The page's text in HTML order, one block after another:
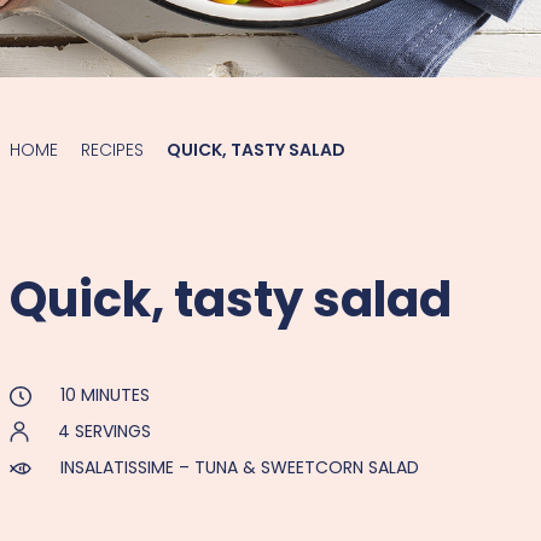
HOME RECIPES QUICK, TASTY SALAD
Quick, tasty salad
10 MINUTES
4 SERVINGS
INSALATISSIME – TUNA & SWEETCORN SALAD